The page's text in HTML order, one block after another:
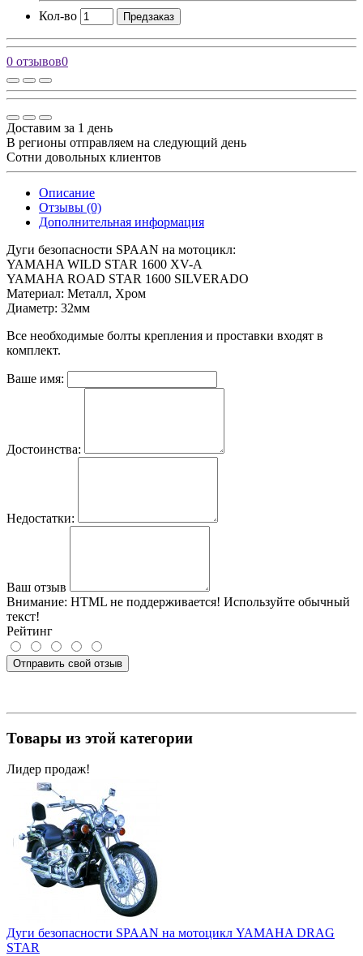
Кол-во Предзаказ
0 отзывов0
Доставим за 1 день
В регионы отправляем на следующий день
Сотни довольных клиентов
Описание
Отзывы (0)
Дополнительная информация
Дуги безопасности SPAAN на мотоцикл:
YAMAHA WILD STAR 1600 XV-A
YAMAHA ROAD STAR 1600 SILVERADO
Материал: Металл, Хром
Диаметр: 32мм
Все необходимые болты крепления и проставки входят в
комплект.
Ваше имя:
Достоинства:
Недостатки:
Ваш отзыв
Внимание: HTML не поддерживается! Используйте обычный
текст!
Рейтинг
Отправить свой отзыв
Товары из этой категории
Лидер продаж!
Дуги безопасности SPAAN на мотоцикл YAMAHA DRAG
STAR